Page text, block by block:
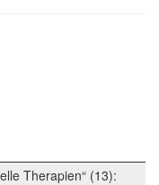
Therapien“ (13):